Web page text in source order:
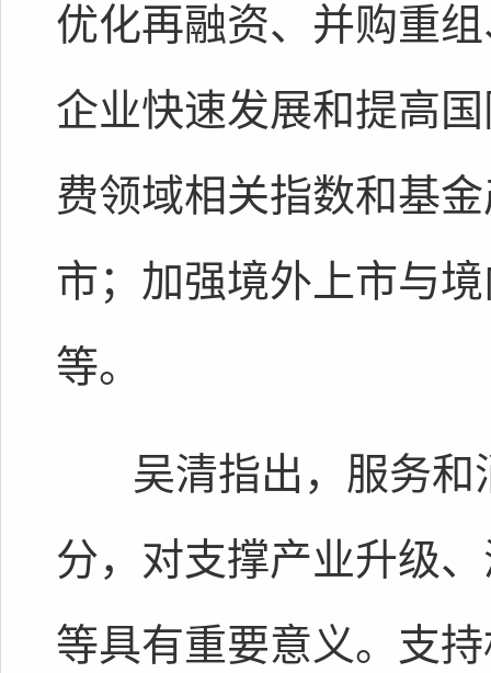
优化再融资、并购重
企业快速发展和提高
费领域相关指数和基
市；加强境外上市与
等。
吴清指出，服务和
分，对支撑产业升级
等具有重要意义。支